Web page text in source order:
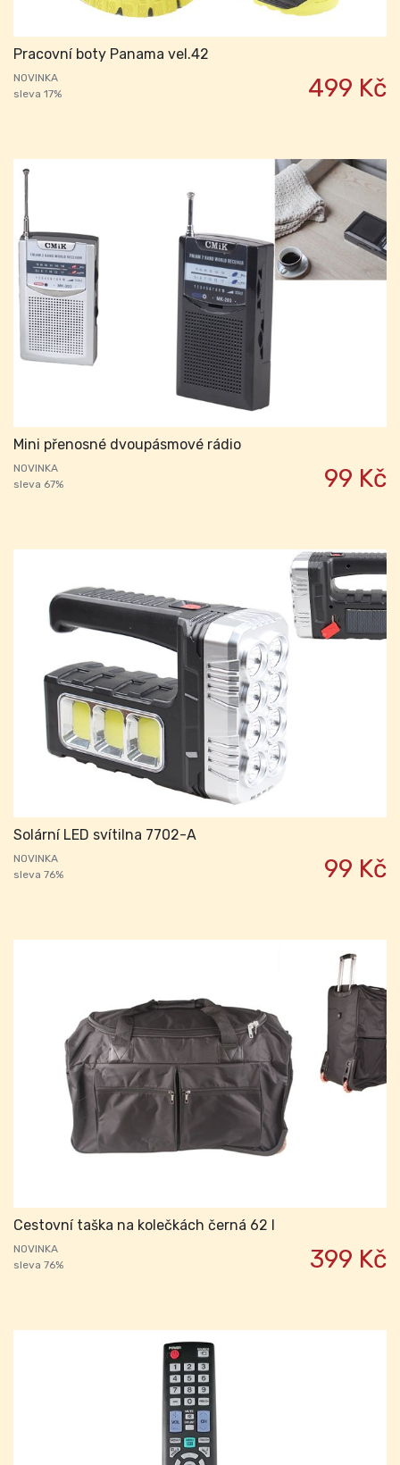
Pracovní boty Panama vel.42
NOVINKA
sleva 17%
499 Kč
Mini přenosné dvoupásmové rádio
NOVINKA
sleva 67%
99 Kč
Solární LED svítilna 7702-A
NOVINKA
sleva 76%
99 Kč
Cestovní taška na kolečkách černá 62 l
NOVINKA
sleva 76%
399 Kč